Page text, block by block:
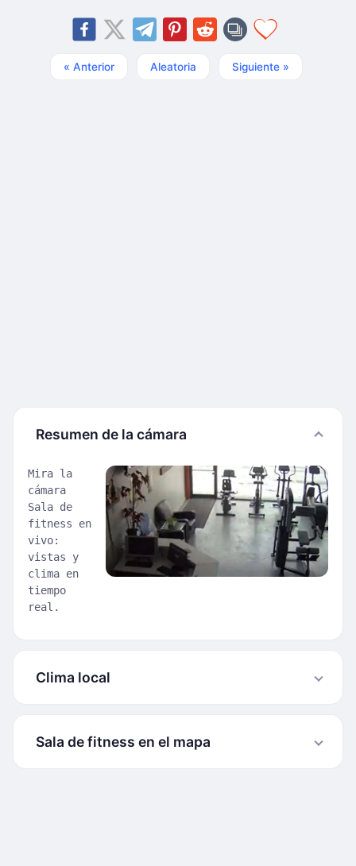
« Anterior Aleatoria Siguiente »
Resumen de la cámara
Mira la
cámara
Sala de
fitness en
vivo:
vistas y
clima en
tiempo
real.
Clima local
Sala de fitness en el mapa